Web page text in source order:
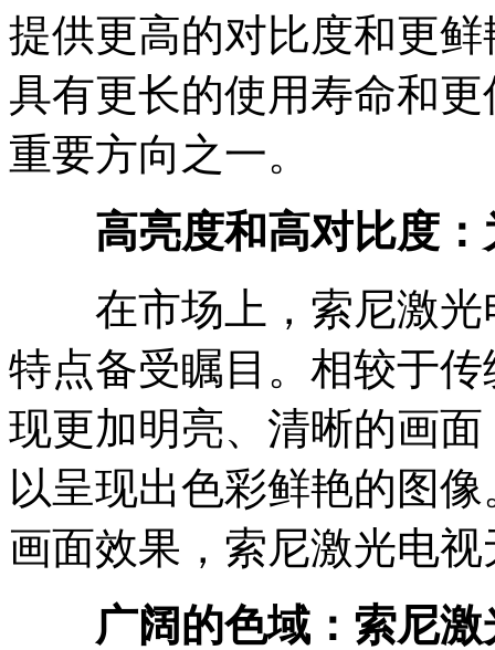
提供更高的对比度和更
具有更长的使用寿命和
重要方向之一。
高亮度和高对比度
在市场上，索尼激光
特点备受瞩目。相较于
现更加明亮、清晰的画
以呈现出色彩鲜艳的图
画面效果，索尼激光电
广阔的色域：索尼